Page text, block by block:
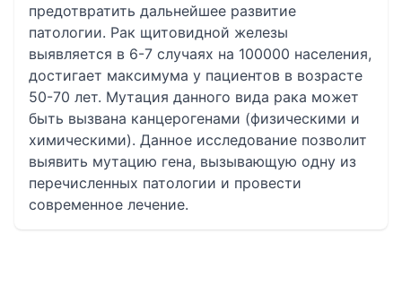
предотвратить дальнейшее развитие
патологии. Рак щитовидной железы
выявляется в 6-7 случаях на 100000 населения,
достигает максимума у пациентов в возрасте
50-70 лет. Мутация данного вида рака может
быть вызвана канцерогенами (физическими и
химическими). Данное исследование позволит
выявить мутацию гена, вызывающую одну из
перечисленных патологии и провести
современное лечение.